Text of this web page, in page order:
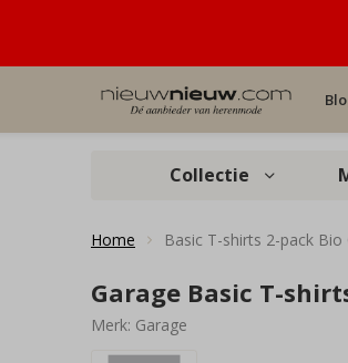
Collectie
Home Basic T-shirts 2-pack
Garage Basic T-
Merk: Garage